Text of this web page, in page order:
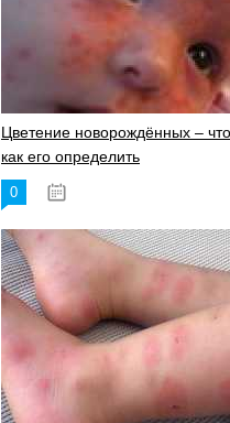
Цветение новорождённых –
как его определить
0